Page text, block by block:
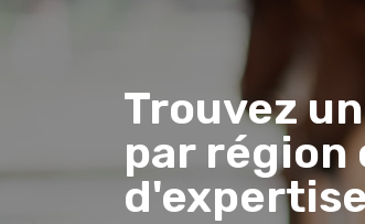
Trouvez
par région